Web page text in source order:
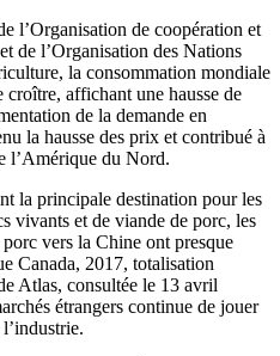
l’Organisation de coopération et
de l’Organisation des Nations
la consommation mondiale
affichant une hausse de
de la demande en
la hausse des prix et contribué à
l’Amérique du Nord.
la principale destination pour les
vivants et de viande de porc, les
vers la Chine ont presque
Canada, 2017, totalisation
Atlas, consultée le 13 avril
étrangers continue de jouer